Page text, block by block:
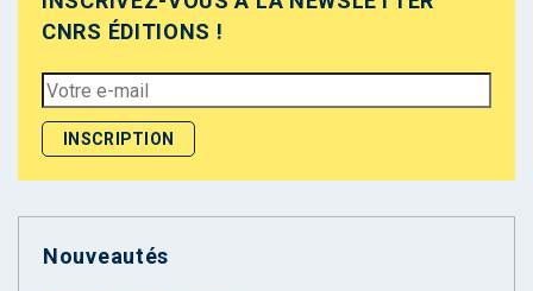
CNRS ÉDITIONS !
Nouveautés